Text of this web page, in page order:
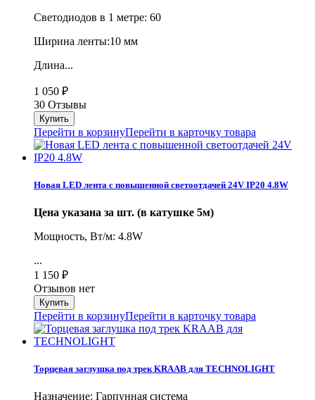
Cветодиодов в 1 метре: 60
Ширина ленты:10 мм
Длина...
1 050 ₽
30 Отзывы
Перейти в корзинуПерейти в карточку товара
Новая LED лента с повышенной светоотдачей 24V IP20 4.8W
Цена указана за шт. (в катушке 5м)
Мощность, Вт/м: 4.8W
...
1 150 ₽
Отзывов нет
Перейти в корзинуПерейти в карточку товара
Торцевая заглушка под трек KRAAB для TECHNOLIGHT
Назначение: Гарпунная система